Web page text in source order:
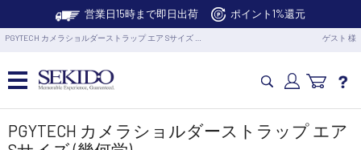
営業日15時まで即日出荷 ポイント1%還元
PGYTECH カメラショルダーストラップ エア Sサイズ … ゲスト 様
カメラドローン・生活家電
PGYTECH カメラショルダーストラップ エア